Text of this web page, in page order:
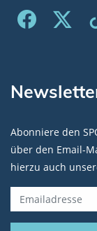
Abonniere den
über den Email-
hierzu auch